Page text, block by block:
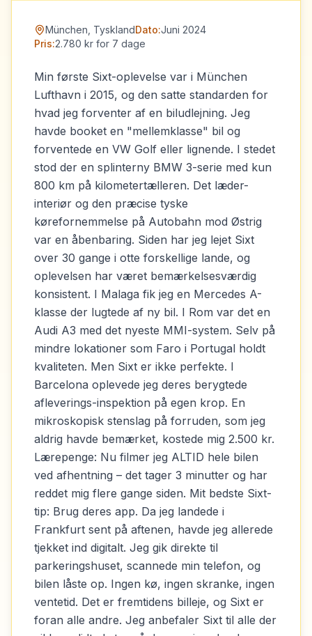
München, TysklandDato:Juni 2024
Pris:2.780 kr for 7 dage
Min første Sixt-oplevelse var i München
Lufthavn i 2015, og den satte standarden for
hvad jeg forventer af en biludlejning. Jeg
havde booket en "mellemklasse" bil og
forventede en VW Golf eller lignende. I stedet
stod der en splinterny BMW 3-serie med kun
800 km på kilometertælleren. Det læder-
interiør og den præcise tyske
kørefornemmelse på Autobahn mod Østrig
var en åbenbaring. Siden har jeg lejet Sixt
over 30 gange i otte forskellige lande, og
oplevelsen har været bemærkelsesværdig
konsistent. I Malaga fik jeg en Mercedes A-
klasse der lugtede af ny bil. I Rom var det en
Audi A3 med det nyeste MMI-system. Selv på
mindre lokationer som Faro i Portugal holdt
kvaliteten. Men Sixt er ikke perfekte. I
Barcelona oplevede jeg deres berygtede
afleverings-inspektion på egen krop. En
mikroskopisk stenslag på forruden, som jeg
aldrig havde bemærket, kostede mig 2.500 kr.
Lærepenge: Nu filmer jeg ALTID hele bilen
ved afhentning – det tager 3 minutter og har
reddet mig flere gange siden. Mit bedste Sixt-
tip: Brug deres app. Da jeg landede i
Frankfurt sent på aftenen, havde jeg allerede
tjekket ind digitalt. Jeg gik direkte til
parkeringshuset, scannede min telefon, og
bilen låste op. Ingen kø, ingen skranke, ingen
ventetid. Det er fremtidens billeje, og Sixt er
foran alle andre. Jeg anbefaler Sixt til alle der